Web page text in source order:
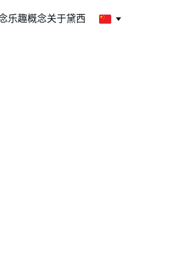
乐趣概念关于黛西